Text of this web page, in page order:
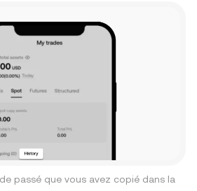
passé que vous avez copié dans la